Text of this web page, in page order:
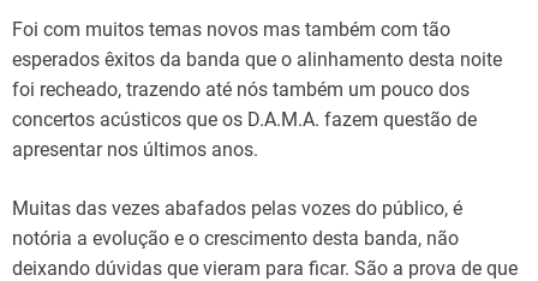
Foi com muitos temas novos mas também com tão
esperados êxitos da banda que o alinhamento desta noite
foi recheado, trazendo até nós também um pouco dos
concertos acústicos que os D.A.M.A. fazem questão de
apresentar nos últimos anos.
Muitas das vezes abafados pelas vozes do público, é
notória a evolução e o crescimento desta banda, não
deixando dúvidas que vieram para ficar. São a prova de que